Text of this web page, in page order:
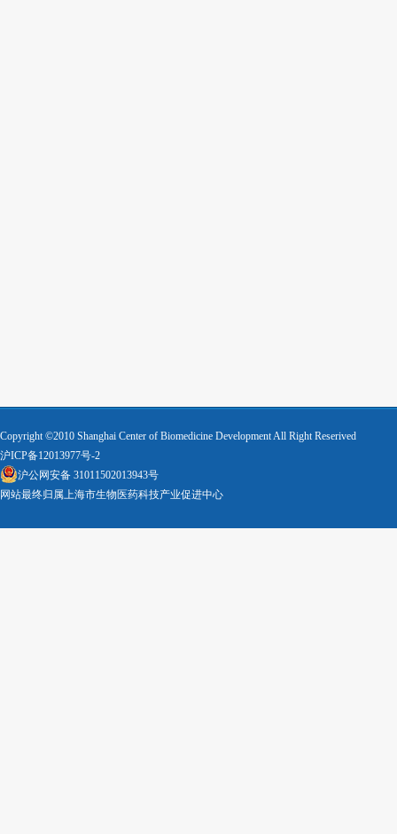
Copyright ©2010 Shanghai Center of Biomedicine Development All Right Reserived
沪ICP备12013977号-2
沪公网安备 31011502013943号
网站最终归属上海市生物医药科技产业促进中心